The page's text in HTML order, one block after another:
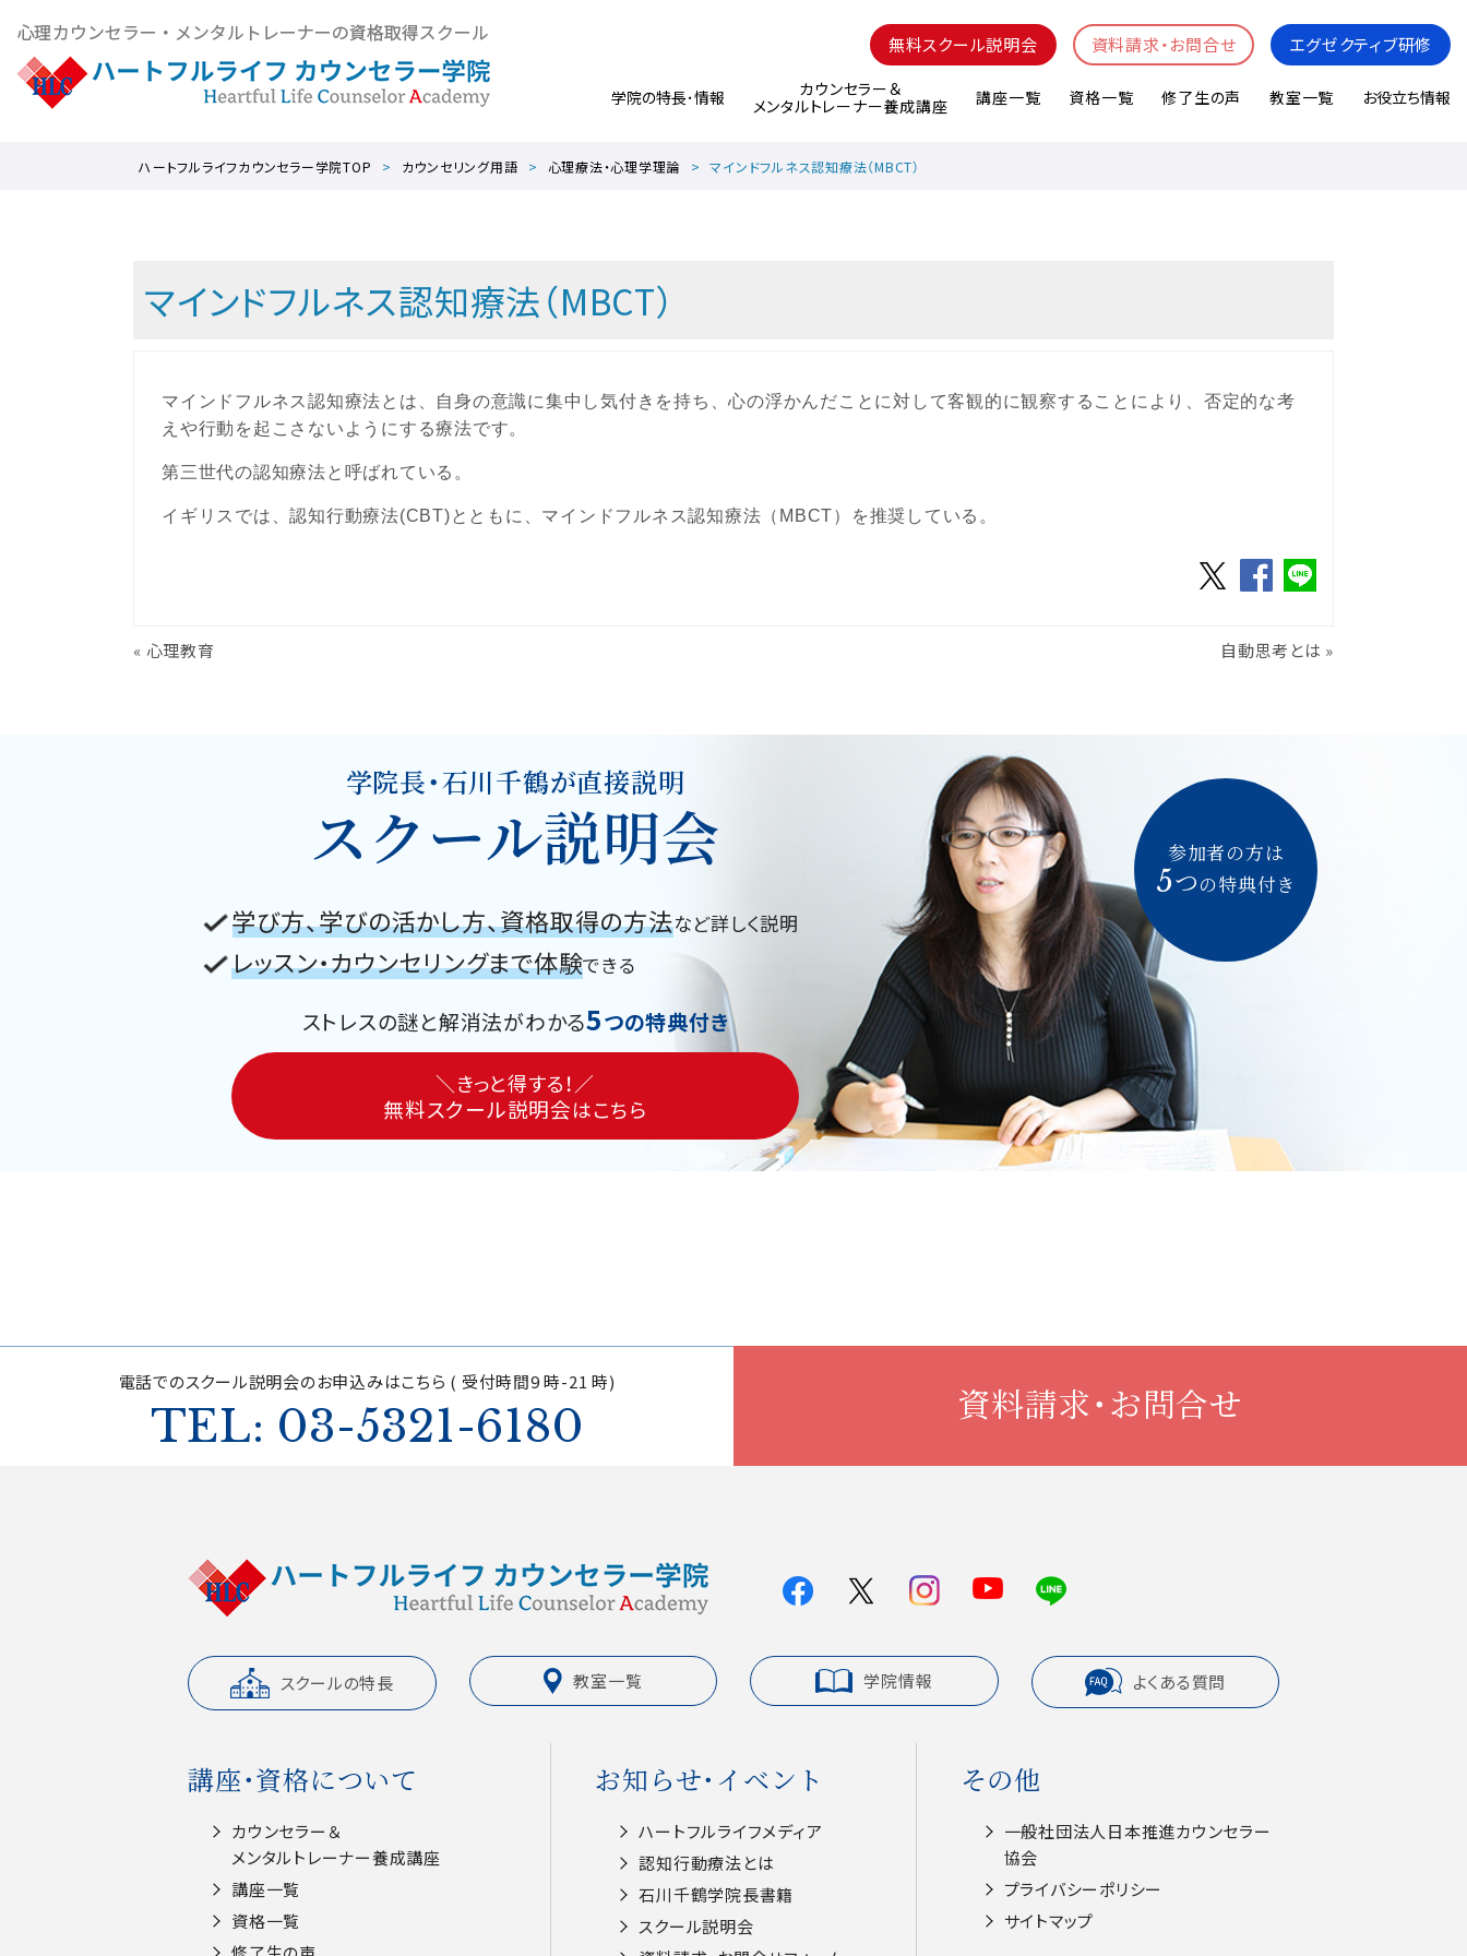
無料スクール説明会 資料請求・お問合せ エグゼクティブ研修
学院の特長･情報
カウンセラー＆
メンタルトレーナー養成講座
講座一覧 資格一覧 修了生の声 教室一覧 お役立ち情報
ハートフルライフカウンセラー学院TOP カウンセリング用語 心理療法・心理学理論 マインドフルネス認知療法（MBCT）
マインドフルネス認知療法（MBCT）
マインドフルネス認知療法とは、自身の意識に集中し気付きを持ち、心の浮かんだことに対して客観的に観察することにより、否定的な考
えや行動を起こさないようにする療法です。
第三世代の認知療法と呼ばれている。
イギリスでは、認知行動療法(CBT)とともに、マインドフルネス認知療法（MBCT）を推奨している。
« 心理教育 自動思考とは »
学院長・石川千鶴が直接説明
スクール説明会
学び方、学びの活かし方、資格取得の方法など詳しく説明
レッスン・カウンセリングまで体験できる
ストレスの謎と解消法がわかる5つの特典付き
＼きっと得する！／
無料スクール説明会はこちら
参加者の方は
5つの特典付き
電話でのスクール説明会のお申込みはこちら ( 受付時間9 時-21 時)
TEL: 03-5321-6180 資料請求・お問合せ
スクールの特長 教室一覧 学院情報 よくある質問
講座・資格について
カウンセラー＆
メンタルトレーナー養成講座
講座一覧
資格一覧
お知らせ・イベント
ハートフルライフメディア
認知⾏動療法とは
⽯川千鶴学院⻑書籍
スクール説明会
その他
一般社団法人⽇本推進カウンセラー
協会
プライバシーポリシー
サイトマップ